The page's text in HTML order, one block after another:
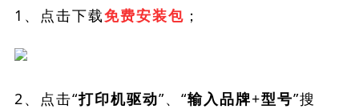
1、点击下载免费安装包 ；
2、点击“打印机驱动”、“输入品牌+型号”搜